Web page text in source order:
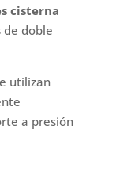
cisterna
de doble
utilizan
a presión